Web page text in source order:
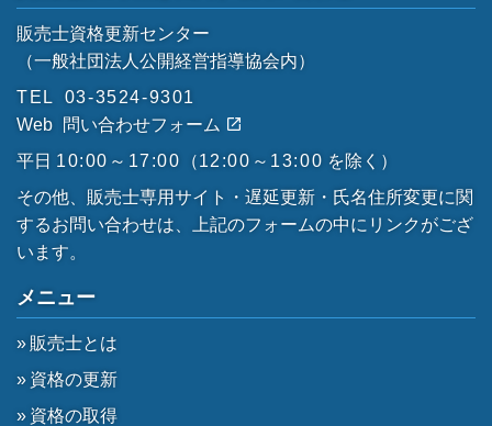
販売士資格更新センター
（一般社団法人公開経営指導協会内）
TEL
03-3524-9301
Web
問い合わせフォーム
平日 10:00～17:00 （12:00～13:00 を除く）
その他、販売士専用サイト・遅延更新・氏名住所変更に関
するお問い合わせは、上記のフォームの中にリンクがござ
います。
メニュー
販売士とは
資格の更新
資格の取得